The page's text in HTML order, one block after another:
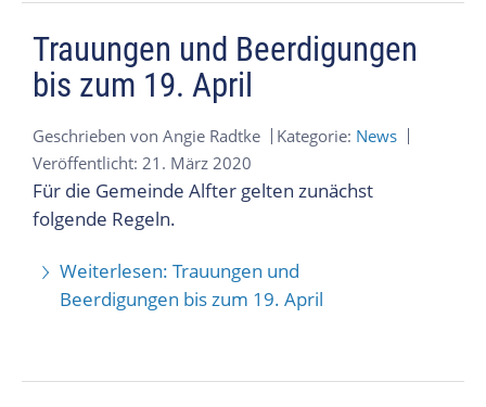
Trauungen und Beerdigungen
bis zum 19. April
Geschrieben von Angie Radtke Kategorie: News
Veröffentlicht: 21. März 2020
Für die Gemeinde Alfter gelten zunächst
folgende Regeln.
Weiterlesen: Trauungen und
Beerdigungen bis zum 19. April